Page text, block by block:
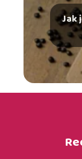
Jak